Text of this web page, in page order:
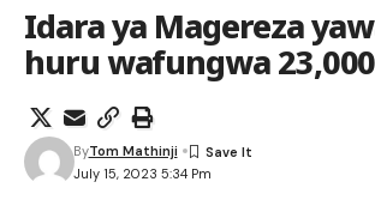
Idara ya Magereza
huru wafungwa 23,000
July 15, 2023 5:34 Pm
ByTom Mathinji